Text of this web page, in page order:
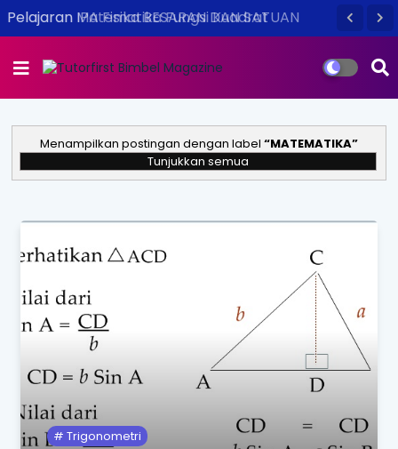
Pelajaran Matematika Fungsi Kuadrat
Menampilkan postingan dengan label
MATEMATIKA
Tunjukkan semua
Trigonometri